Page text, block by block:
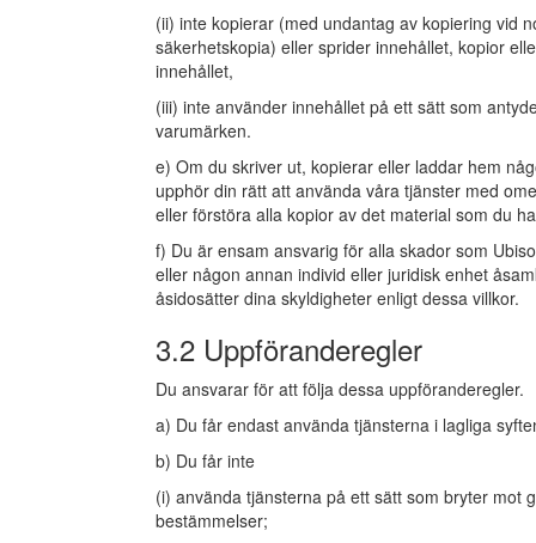
(ii) inte kopierar (med undantag av kopiering vid
säkerhetskopia) eller sprider innehållet, kopior
innehållet,
(iii) inte använder innehållet på ett sätt som
varumärken.
e) Om du skriver ut, kopierar eller laddar hem
upphör din rätt att använda våra tjänster med
eller förstöra alla kopior av det material som du
f) Du är ensam ansvarig för alla skador som
eller någon annan individ eller juridisk enhet
åsidosätter dina skyldigheter enligt dessa villkor.
3.2 Uppföranderegler
Du ansvarar för att följa dessa uppföranderegler.
a) Du får endast använda tjänsterna i lagliga
b) Du får inte
(i) använda tjänsterna på ett sätt som bryter mot
bestämmelser;